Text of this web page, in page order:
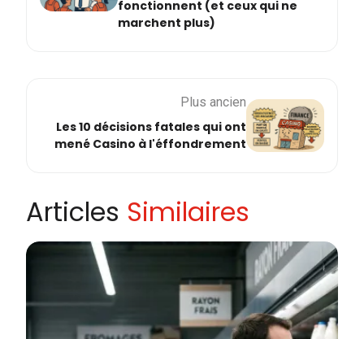
fonctionnent (et ceux qui ne
marchent plus)
Plus ancien
Les 10 décisions fatales qui ont
mené Casino à l'éffondrement
Articles Similaires